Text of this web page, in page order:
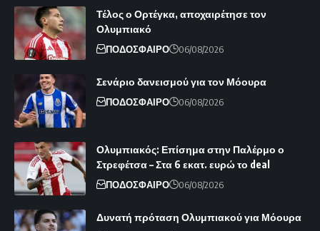
Τέλος ο Ορτέγκα, αποχαιρέτησε τον
Ολυμπιακό
ΠΟΔΟΣΦΑΙΡΟ 06/08/2026
Σενάριο δανεισμού για τον Μόουρα
ΠΟΔΟΣΦΑΙΡΟ 06/08/2026
Ολυμπιακός: Επίσημα στην Παλέρμο ο
Στρεφέτσα – Στα 6 εκατ. ευρώ το deal
ΠΟΔΟΣΦΑΙΡΟ 06/08/2026
Δυνατή πρόταση Ολυμπιακού για Μόουρα